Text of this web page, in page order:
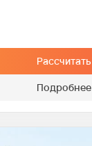
Рассчитать
Подробнее